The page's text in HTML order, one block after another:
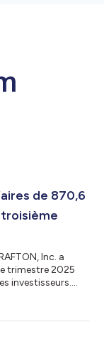
de 870,6
Inc. a
trimestre 2025
investisseurs.
870,6 milliards de